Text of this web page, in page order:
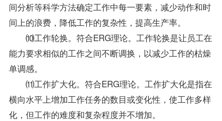
间分析等科学方法确定工作中每一要素，减少动作和时
间上的浪费，降低工作的复杂性，提高生产率。
⑽工作轮换。符合ERG理论。工作轮换是让员工在
能力要求相似的工作之间不断调换，以减少工作的枯燥
单调感。
⑾工作扩大化。符合ERG理论。工作扩大化是指在
横向水平上增加工作任务的数目或变化性，使工作多样
化，但工作的难度和复杂程度并不增加。